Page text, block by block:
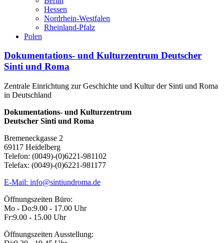
Hessen
Nordrhein-Westfalen
Rheinland-Pfalz
Polen
Dokumentations- und Kulturzentrum Deutscher
Sinti und Roma
Zentrale Einrichtung zur Geschichte und Kultur der Sinti und Roma
in Deutschland
Dokumentations- und Kulturzentrum
Deutscher Sinti und Roma
Bremeneckgasse 2
69117 Heidelberg
Telefon: (0049)-(0)6221-981102
Telefax: (0049)-(0)6221-981177
E-Mail: info@sintiundroma.de
Öffnungszeiten Büro:
Mo - Do:9.00 - 17.00 Uhr
Fr:9.00 - 15.00 Uhr
Öffnungszeiten Ausstellung: